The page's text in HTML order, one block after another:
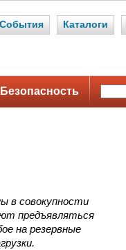
События Каталоги
Безопасность
в совокупности
предъявляться
на резервные